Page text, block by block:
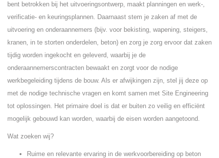
bent betrokken bij het uitvoeringsontwerp, maakt planningen en werk-,
verificatie- en keuringsplannen. Daarnaast stem je zaken af met de
uitvoering en onderaannemers (bijv. voor bekisting, wapening, steigers,
kranen, in te storten onderdelen, beton) en zorg je zorg ervoor dat zaken
tijdig worden ingekocht en geleverd, waarbij je de
onderaannemerscontracten bewaakt en zorgt voor de nodige
werkbegeleiding tijdens de bouw. Als er afwijkingen zijn, stel jij deze op
met de nodige technische vragen en komt samen met Site Engineering
tot oplossingen. Het primaire doel is dat er buiten zo veilig en efficiënt
mogelijk gebouwd kan worden, waarbij de eisen worden aangetoond.
Wat zoeken wij?
Ruime en relevante ervaring in de werkvoorbereiding op beton